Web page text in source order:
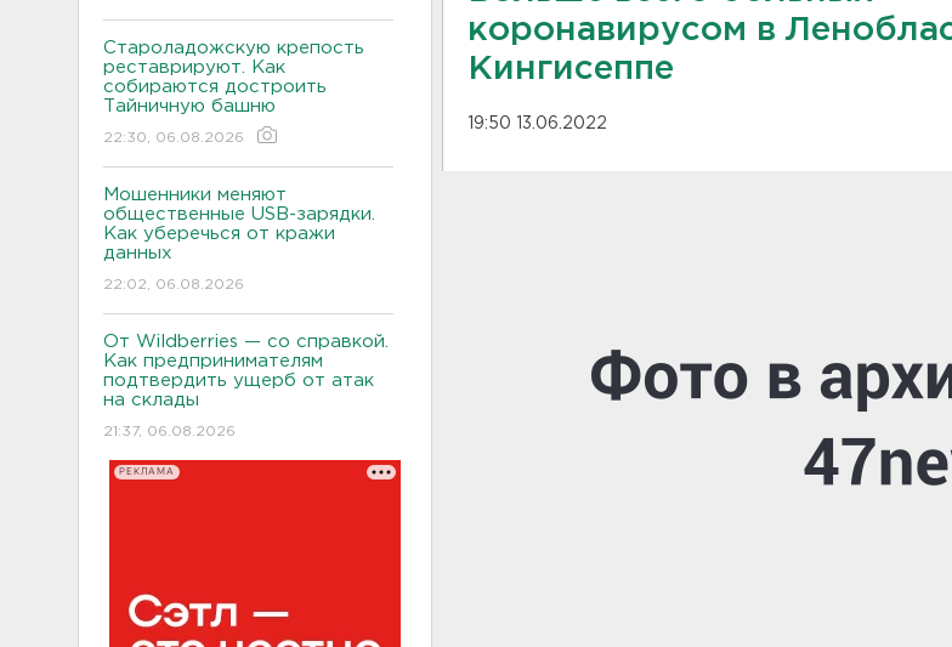
Староладожскую крепость
реставрируют. Как
собираются достроить
Тайничную башню
22:30, 06.08.2026
Мошенники меняют
общественные USB-зарядки.
Как уберечься от кражи
данных
22:02, 06.08.2026
От Wildberries — со справкой.
Как предпринимателям
подтвердить ущерб от атак
на склады
21:37, 06.08.2026
РЕКЛАМА
коронавирусом в
Кингисеппе
19:50 13.06.2022